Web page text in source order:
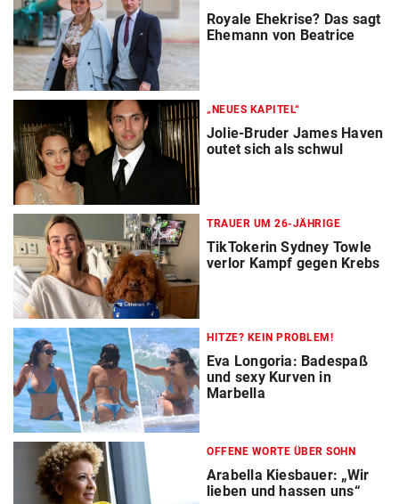
Royale Ehekrise? Das sagt
Ehemann von Beatrice
„NEUES KAPITEL“
Jolie-Bruder James Haven
outet sich als schwul
TRAUER UM 26-JÄHRIGE
TikTokerin Sydney Towle
verlor Kampf gegen Krebs
HITZE? KEIN PROBLEM!
Eva Longoria: Badespaß
und sexy Kurven in
Marbella
OFFENE WORTE ÜBER SOHN
Arabella Kiesbauer: „Wir
lieben und hassen uns“